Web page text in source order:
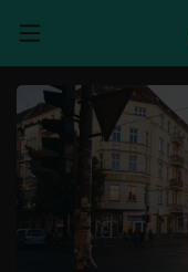
TALKWERK
REPORTAGE